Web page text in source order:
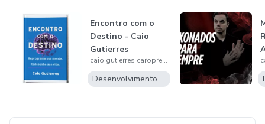
Encontro com o
Destino - Caio
Gutierres
caio gutierres caropreso
Desenvolvimento Pessoal